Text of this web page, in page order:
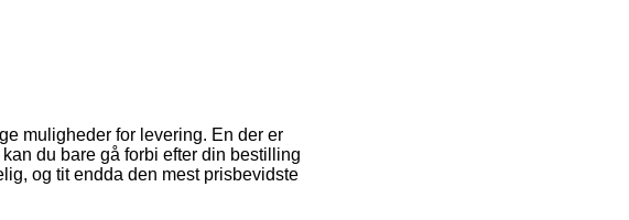
muligheder for levering. En der er
du bare gå forbi efter din bestilling
og tit endda den mest prisbevidste